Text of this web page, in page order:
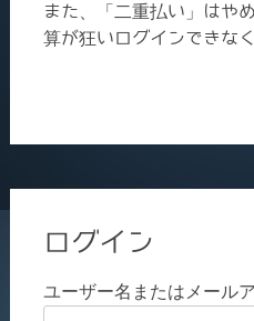
また、「二重払い」はや
算が狂いログインできな
ログイン
ユーザー名またはメール